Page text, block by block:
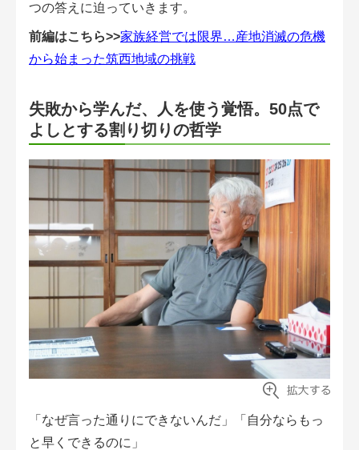
ログイン
つの答えに迫っていきます。
前編はこちら>>家族経営では限界…産地消滅の危機
から始まった筑西地域の挑戦
失敗から学んだ、人を使う覚悟。50点で
よしとする割り切りの哲学
「なぜ言った通りにできないんだ」「自分ならもっ
と早くできるのに」